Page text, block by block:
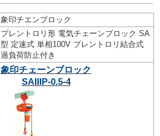
象印チエンブロック
プレントロリ形 電気チェーンブロック SA
型 定速式 単相100V プレントロリ結合式
過負荷防止付き
象印チェーンブロック
SAIIIP-0.5-4